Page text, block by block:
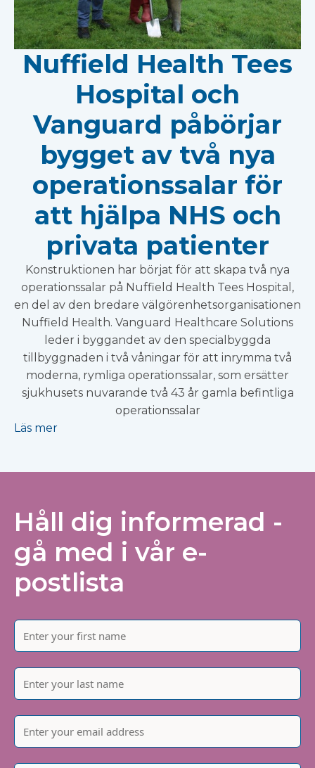
Nuffield Health Tees
Hospital och
Vanguard påbörjar
bygget av två nya
operationssalar för
att hjälpa NHS och
privata patienter
Konstruktionen har börjat för att skapa två nya
operationssalar på Nuffield Health Tees Hospital,
en del av den bredare välgörenhetsorganisationen
Nuffield Health. Vanguard Healthcare Solutions
leder i byggandet av den specialbyggda
tillbyggnaden i två våningar för att inrymma två
moderna, rymliga operationssalar, som ersätter
sjukhusets nuvarande två 43 år gamla befintliga
operationssalar
Läs mer
Håll dig informerad -
gå med i vår e-
postlista